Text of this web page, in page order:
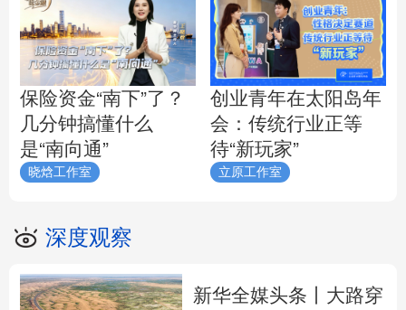
保险资金“南下”了？
几分钟搞懂什么
是“南向通”
晓焓工作室
创业青年在太阳岛年
会：传统行业正等
待“新玩家”
立原工作室
深度观察
新华全媒头条丨 大路穿